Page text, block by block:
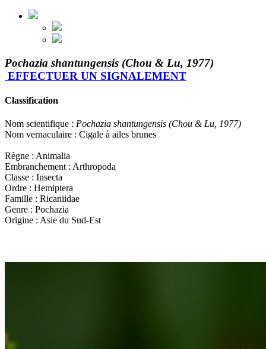
Pochazia shantungensis (Chou & Lu, 1977)
EFFECTUER UN SIGNALEMENT
Classification
Nom scientifique : Pochazia shantungensis (Chou & Lu, 1977)
Nom vernaculaire : Cigale à ailes brunes
Règne : Animalia
Embranchement : Arthropoda
Classe : Insecta
Ordre : Hemiptera
Famille : Ricaniidae
Genre : Pochazia
Origine : Asie du Sud-Est